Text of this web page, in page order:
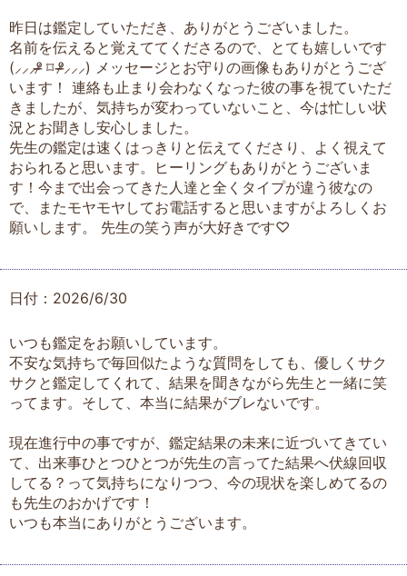
昨日は鑑定していただき、ありがとうございました。
名前を伝えると覚えててくださるので、とても嬉しいです
(⸝⸝⸝ᵒ̴̶̷ ⌑ ᵒ̴̶̷⸝⸝⸝) メッセージとお守りの画像もありがとうござ
います！ 連絡も止まり会わなくなった彼の事を視ていただ
きましたが、気持ちが変わっていないこと、今は忙しい状
況とお聞きし安心しました。
先生の鑑定は速くはっきりと伝えてくださり、よく視えて
おられると思います。ヒーリングもありがとうございま
す！今まで出会ってきた人達と全くタイプが違う彼なの
で、またモヤモヤしてお電話すると思いますがよろしくお
願いします。 先生の笑う声が大好きです♡
日付：2026/6/30
いつも鑑定をお願いしています。
不安な気持ちで毎回似たような質問をしても、優しくサク
サクと鑑定してくれて、結果を聞きながら先生と一緒に笑
ってます。そして、本当に結果がブレないです。
現在進行中の事ですが、鑑定結果の未来に近づいてきてい
て、出来事ひとつひとつが先生の言ってた結果へ伏線回収
してる？って気持ちになりつつ、今の現状を楽しめてるの
も先生のおかげです！
いつも本当にありがとうございます。